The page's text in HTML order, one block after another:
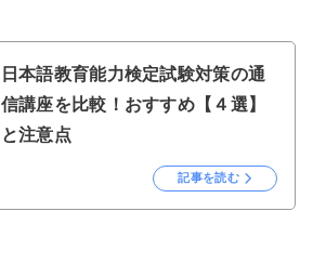
日本語教育能力検定試験対策の通
信講座を比較！おすすめ【４選】
と注意点
記事を読む